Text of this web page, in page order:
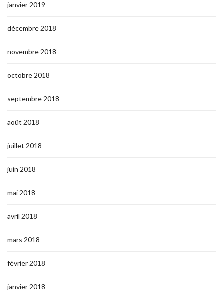
janvier 2019
décembre 2018
novembre 2018
octobre 2018
septembre 2018
août 2018
juillet 2018
juin 2018
mai 2018
avril 2018
mars 2018
février 2018
janvier 2018